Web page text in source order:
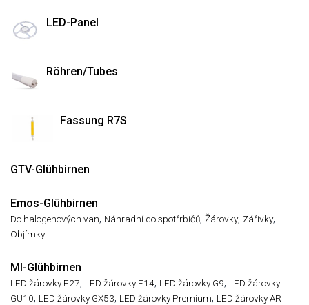
LED-Panel
Röhren/Tubes
Fassung R7S
GTV-Glühbirnen
Emos-Glühbirnen
Do halogenových van, Náhradní do spotřrbičů, Žárovky, Zářivky,
Objímky
MI-Glühbirnen
LED žárovky E27, LED žárovky E14, LED žárovky G9, LED žárovky
GU10, LED žárovky GX53, LED žárovky Premium, LED žárovky AR